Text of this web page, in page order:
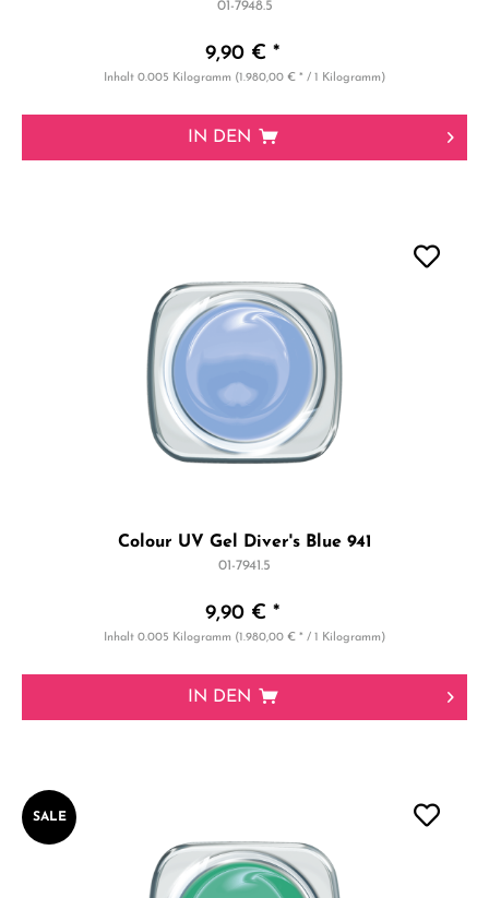
01-7948.5
9,90 € *
Inhalt0.005 Kilogramm (1.980,00 € * / 1 Kilogramm)
IN DEN
Colour UV Gel Diver's Blue 941
01-7941.5
9,90 € *
Inhalt0.005 Kilogramm (1.980,00 € * / 1 Kilogramm)
IN DEN
SALE